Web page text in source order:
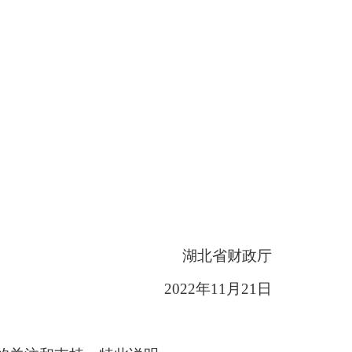
湖北省财政厅
2022年11月21日